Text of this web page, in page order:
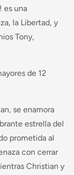
es una
la Libertad, y
Tony,
de 12
se enamora
estrella del
prometida al
con cerrar
Christian y